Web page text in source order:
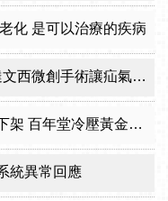
化 是可以治療的疾病
創手術讓疝氣治療更精準
堂冷壓黃金苦茶油產品
統異常回應